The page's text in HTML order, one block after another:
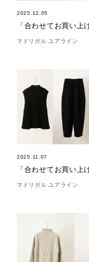
2025.12.05
マドリガル ユアライン
2025.11.07
マドリガル ユアライン